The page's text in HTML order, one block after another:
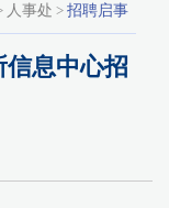
人事处 > 招聘启事
息中心招